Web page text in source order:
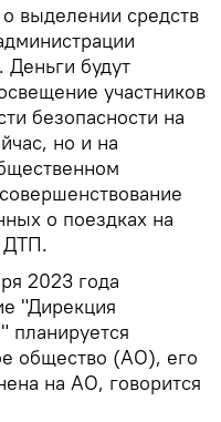
выделении средств
Деньги будут
участников
безопасности на
но и на
о поездках на
ДТП.
2023 года
"Дирекция
планируется
общество (АО), его
на АО, говорится